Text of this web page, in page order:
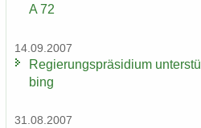
A 72
14.09.2007
Re­gie­rungs­prä­si­di­um
bing
31.08.2007